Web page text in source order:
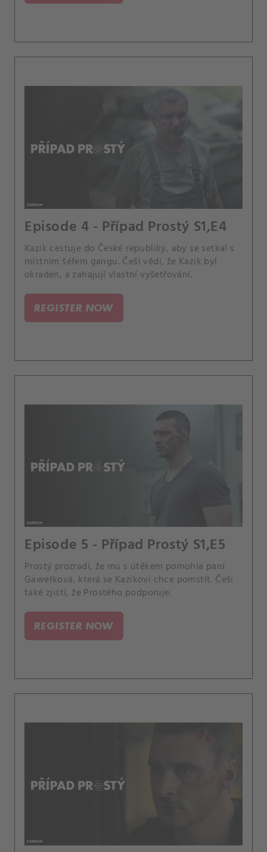
Episode 4 - Případ Prostý S1,E4
Kazik cestuje do České republiky, aby se setkal s
místním šéfem gangu. Češi vědí, že Kazik byl
okraden, a zahajují vlastní vyšetřování.
REGISTER NOW
Episode 5 - Případ Prostý S1,E5
Prostý prozradí, že mu s útěkem pomohla paní
Gawełková, která se Kazikovi chce pomstít. Češi
také zjistí, že Prostého podporuje.
REGISTER NOW